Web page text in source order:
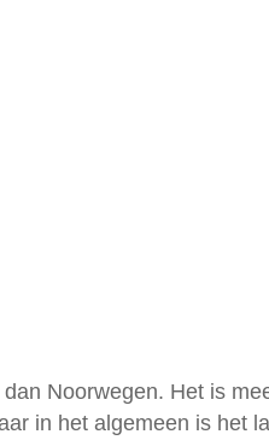
Noorwegen. Het is
in het algemeen is het